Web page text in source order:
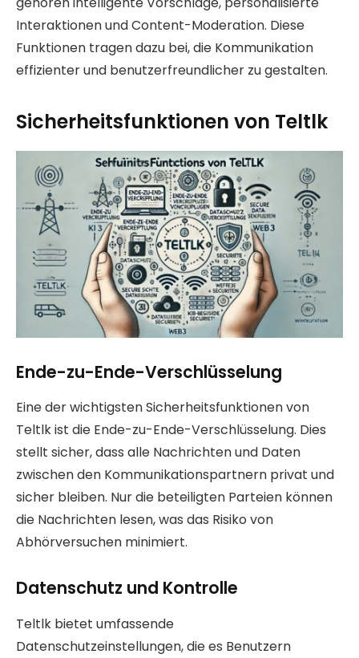
Interaktionen und Content-Moderation. Diese
Funktionen tragen dazu bei, die Kommunikation
effizienter und benutzerfreundlicher zu gestalten.
Sicherheitsfunktionen von Teltlk
Ende-zu-Ende-Verschlüsselung
Eine der wichtigsten Sicherheitsfunktionen von
Teltlk ist die Ende-zu-Ende-Verschlüsselung. Dies
stellt sicher, dass alle Nachrichten und Daten
zwischen den Kommunikationspartnern privat und
sicher bleiben. Nur die beteiligten Parteien können
die Nachrichten lesen, was das Risiko von
Abhörversuchen minimiert.
Datenschutz und Kontrolle
Teltlk bietet umfassende
Datenschutzeinstellungen, die es Benutzern